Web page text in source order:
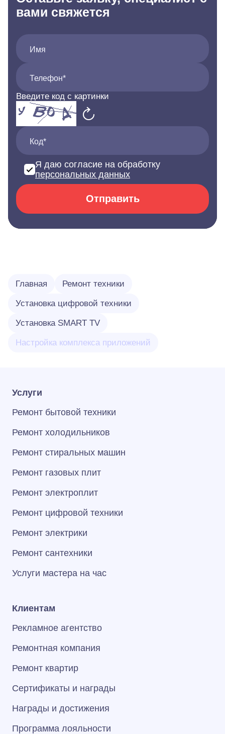
вами свяжется
Имя
Телефон*
Введите код с картинки
Код*
Я даю согласие на обработку
персональных данных
Отправить
Главная Ремонт техники
Установка цифровой техники
Установка SMART TV
Настройка комплекса приложений
Услуги
Ремонт бытовой техники
Ремонт холодильников
Ремонт стиральных машин
Ремонт газовых плит
Ремонт электроплит
Ремонт цифровой техники
Ремонт электрики
Ремонт сантехники
Услуги мастера на час
Клиентам
Рекламное агентство
Ремонтная компания
Ремонт квартир
Сертификаты и награды
Награды и достижения
Программа лояльности